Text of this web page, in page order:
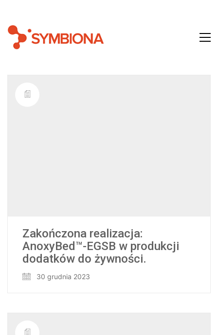
Zakończona realizacja:
AnoxyBed™-EGSB w produkcji
dodatków do żywności.
30 grudnia 2023